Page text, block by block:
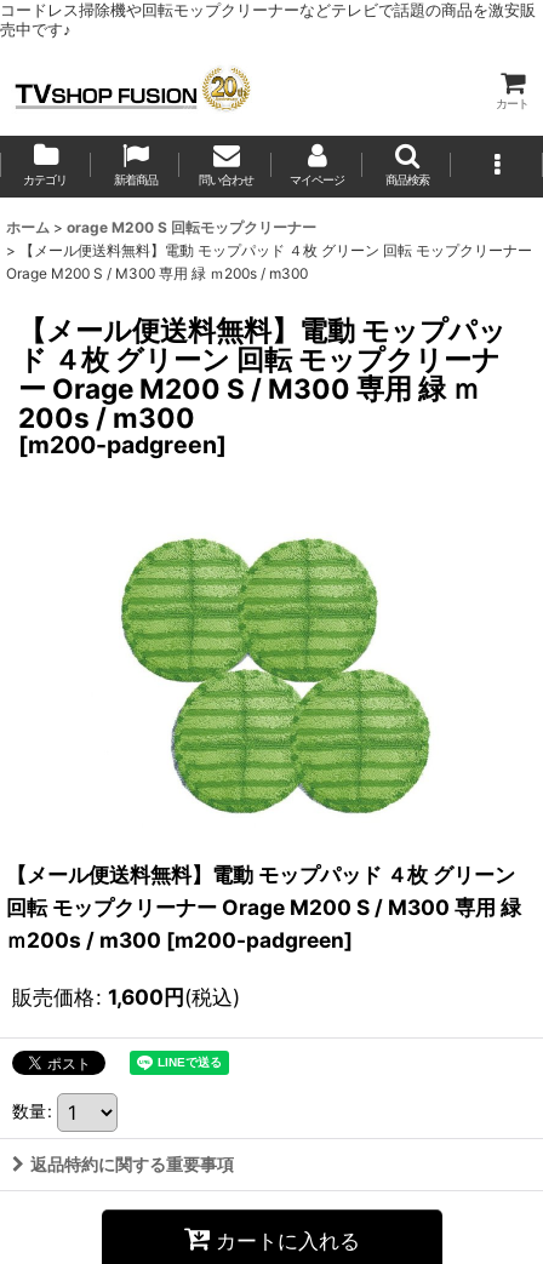
コードレス掃除機や回転モップクリーナーなどテレビで話題の商品を激安販
売中です♪
カート
カテゴリ 新着商品 問い合わせ マイページ 商品検索
ホーム > orage M200 S 回転モップクリーナー
>
【メール便送料無料】電動 モップパッド ４枚 グリーン 回転 モップクリーナー
Orage M200 S / M300 専用 緑 ｍ200s / m300
【メール便送料無料】電動 モップパッ
ド ４枚 グリーン 回転 モップクリーナ
ー Orage M200 S / M300 専用 緑 ｍ
200s / m300
[m200-padgreen]
【メール便送料無料】電動 モップパッド ４枚 グリーン
回転 モップクリーナー Orage M200 S / M300 専用 緑
ｍ200s / m300 [m200-padgreen]
販売価格: 1,600円(税込)
数量:
返品特約に関する重要事項
カートに入れる